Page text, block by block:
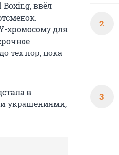
ввёл
хромосому для
тех пор, пока
в
украшениями,
2
3